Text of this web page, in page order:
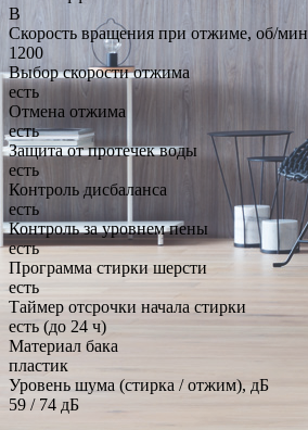
B
Скорость вращения при отжиме, об/мин
1200
Выбор скорости отжима
есть
Отмена отжима
есть
Защита от протечек воды
есть
Контроль дисбаланса
есть
Контроль за уровнем пены
есть
Программа стирки шерсти
есть
Таймер отсрочки начала стирки
есть (до 24 ч)
Материал бака
пластик
Уровень шума (стирка / отжим), дБ
59 / 74 дБ